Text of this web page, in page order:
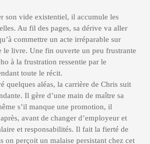
son vide existentiel, il accumule les
Au fil des pages, sa dérive va aller
commettre un acte irréparable sur
le livre. Une fin ouverte un peu frustrante
à la frustration ressentie par le
toute le récit.
quelques aléas, la carrière de Chris suit
Il gère d’une main de maître sa
s’il manque une promotion, il
avant de changer d’employeur et
et responsabilités. Il fait la fierté de
on perçoit un malaise persistant chez cet